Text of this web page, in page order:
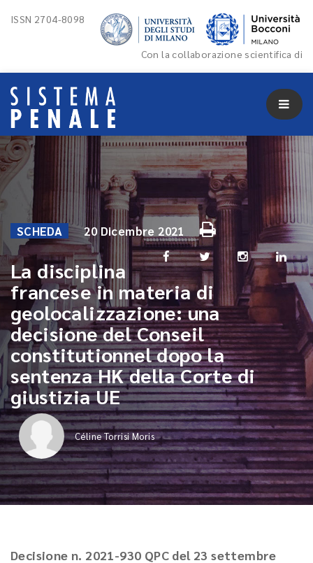
ISSN 2704-8098
Con la collaborazione scientifica di
SCHEDA 20 Dicembre 2021
La disciplina
francese in materia di
geolocalizzazione: una
decisione del Conseil
constitutionnel dopo la
sentenza HK della Corte di
giustizia UE
Céline Torrisi Moris
Decisione n. 2021-930 QPC del 23 settembre